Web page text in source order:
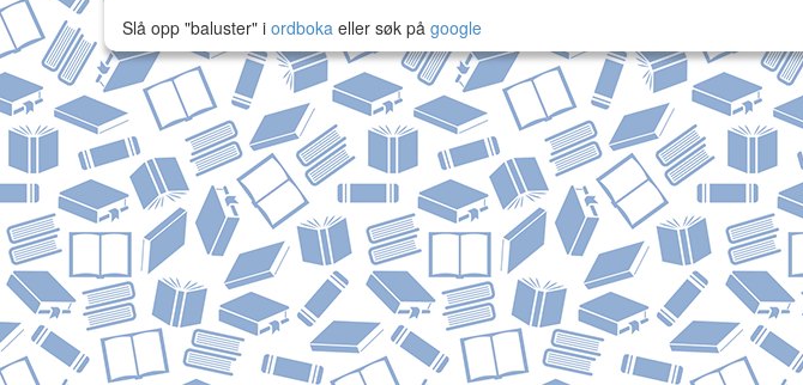
Slå opp "baluster" i ordboka eller søk på google